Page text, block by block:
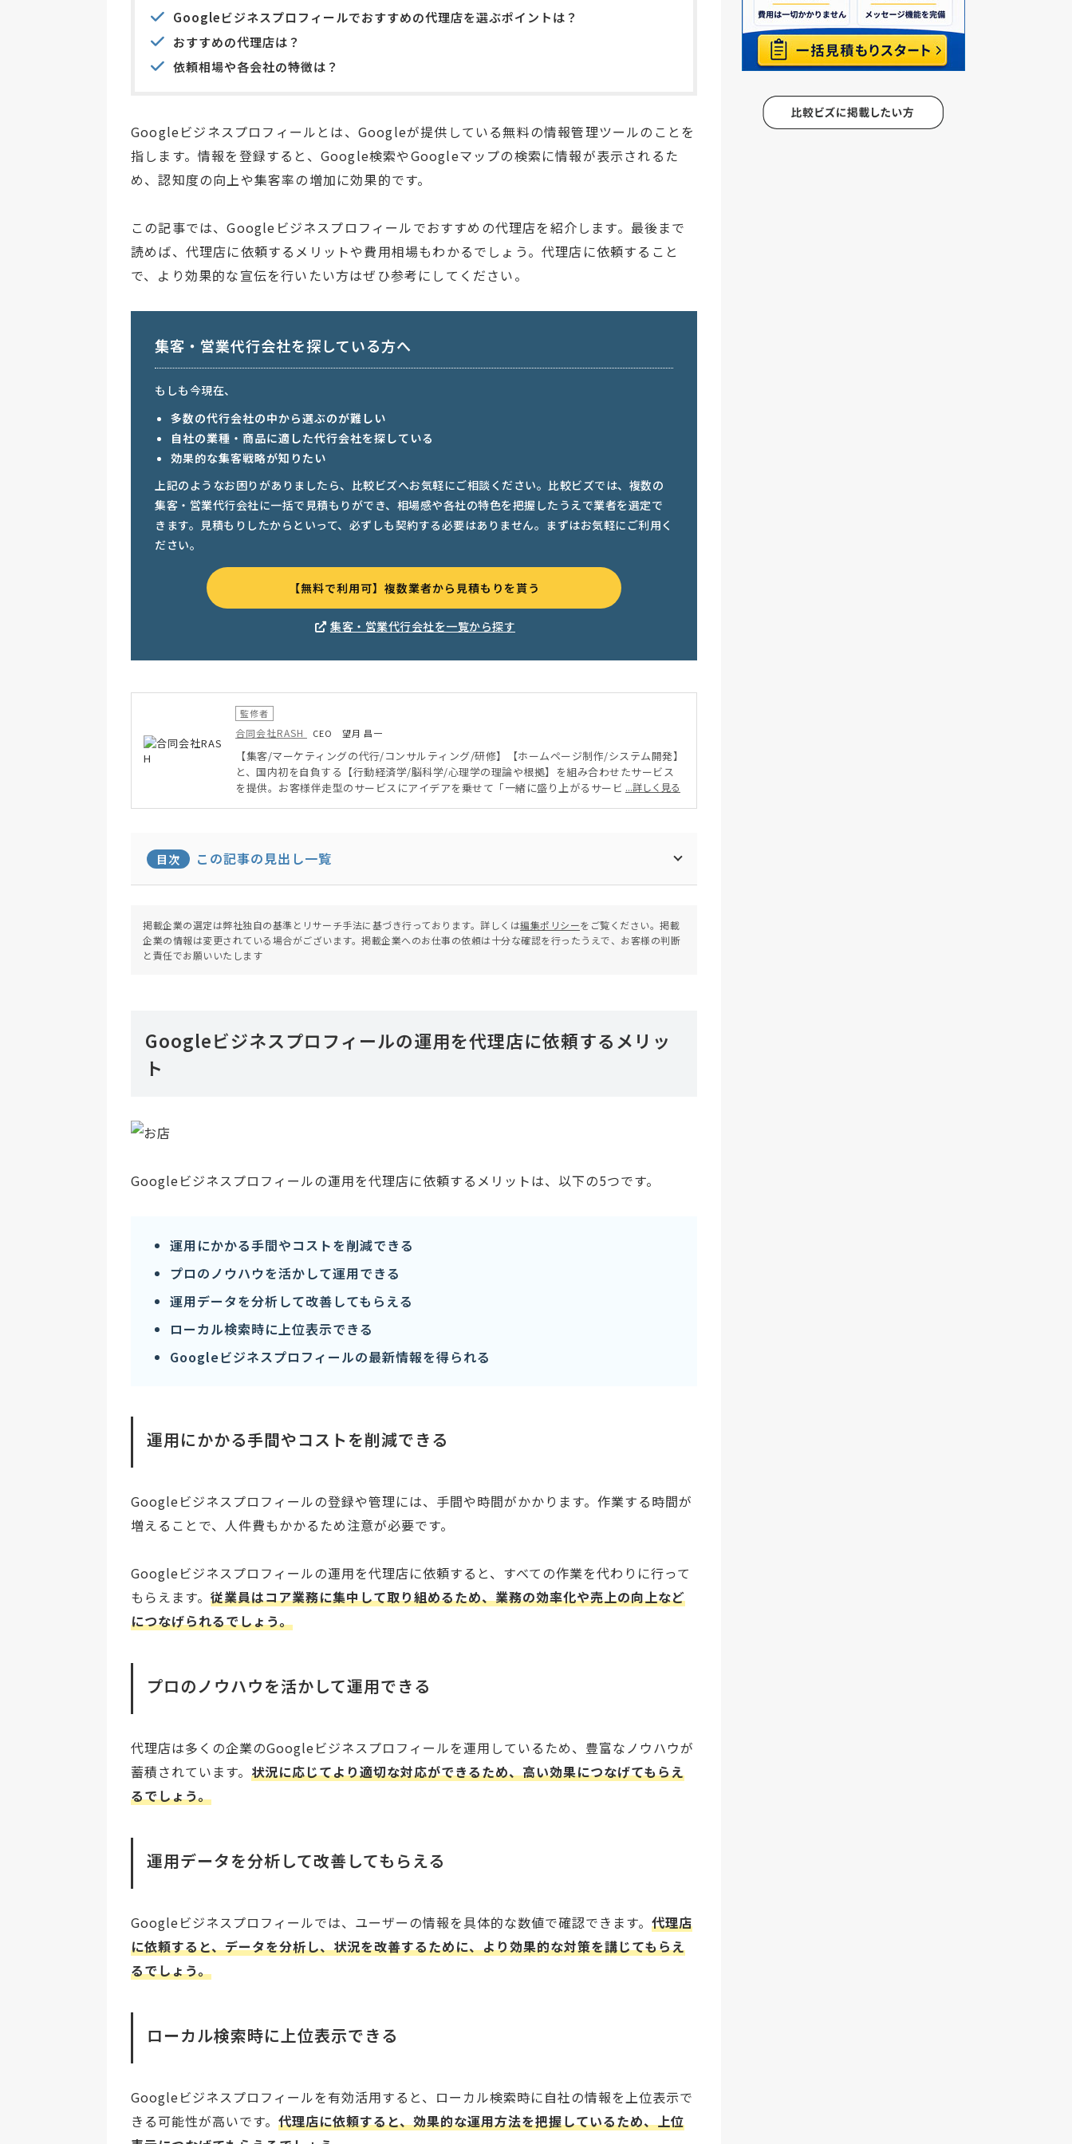
Googleビジネスプロフィールでおすすめの代理店を選ぶポイントは？
おすすめの代理店は？
依頼相場や各会社の特徴は？
Googleビジネスプロフィールとは、Googleが提供している無料の情報管理ツールのことを
指します。情報を登録すると、Google検索やGoogleマップの検索に情報が表示されるた
め、認知度の向上や集客率の増加に効果的です。
この記事では、Googleビジネスプロフィールでおすすめの代理店を紹介します。最後まで
読めば、代理店に依頼するメリットや費用相場もわかるでしょう。代理店に依頼すること
で、より効果的な宣伝を行いたい方はぜひ参考にしてください。
集客・営業代行会社を探している方へ
もしも今現在、
多数の代行会社の中から選ぶのが難しい
自社の業種・商品に適した代行会社を探している
効果的な集客戦略が知りたい
上記のようなお困りがありましたら、比較ビズへお気軽にご相談ください。比較ビズでは、複数の
集客・営業代行会社に一括で見積もりができ、相場感や各社の特色を把握したうえで業者を選定で
きます。見積もりしたからといって、必ずしも契約する必要はありません。まずはお気軽にご利用く
ださい。
【無料で利用可】複数業者から見積もりを貰う
集客・営業代行会社を一覧から探す
監修者
合同会社RASH CEO 望月 昌一
【集客/マーケティングの代行/コンサルティング/研修】【ホームページ制作/システム開発】
と、国内初を自負する【行動経済学/脳科学/心理学の理論や根拠】を組み合わせたサービス
を提供。お客様伴走型のサービスにアイデアを乗せて「一緒に盛り上がるサービスを考え
...詳しく見る
目次 この記事の見出し一覧
掲載企業の選定は弊社独自の基準とリサーチ手法に基づき行っております。詳しくは編集ポリシーをご覧ください。掲載
企業の情報は変更されている場合がございます。掲載企業へのお仕事の依頼は十分な確認を行ったうえで、お客様の判断
と責任でお願いいたします
Googleビジネスプロフィールの運用を代理店に依頼するメリッ
ト
Googleビジネスプロフィールの運用を代理店に依頼するメリットは、以下の5つです。
運用にかかる手間やコストを削減できる
プロのノウハウを活かして運用できる
運用データを分析して改善してもらえる
ローカル検索時に上位表示できる
Googleビジネスプロフィールの最新情報を得られる
運用にかかる手間やコストを削減できる
Googleビジネスプロフィールの登録や管理には、手間や時間がかかります。作業する時間が
増えることで、人件費もかかるため注意が必要です。
Googleビジネスプロフィールの運用を代理店に依頼すると、すべての作業を代わりに行って
もらえます。 従業員はコア業務に集中して取り組めるため、業務の効率化や売上の向上など
につなげられるでしょう。
プロのノウハウを活かして運用できる
代理店は多くの企業のGoogleビジネスプロフィールを運用しているため、豊富なノウハウが
蓄積されています。 状況に応じてより適切な対応ができるため、高い効果につなげてもらえ
るでしょう。
運用データを分析して改善してもらえる
Googleビジネスプロフィールでは、ユーザーの情報を具体的な数値で確認できます。 代理店
に依頼すると、データを分析し、状況を改善するために、より効果的な対策を講じてもらえ
るでしょう。
ローカル検索時に上位表示できる
Googleビジネスプロフィールを有効活用すると、ローカル検索時に自社の情報を上位表示で
きる可能性が高いです。 代理店に依頼すると、効果的な運用方法を把握しているため、上位